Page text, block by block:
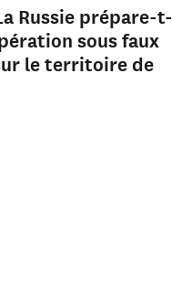
Russie prépare-t-
sous faux
le territoire de